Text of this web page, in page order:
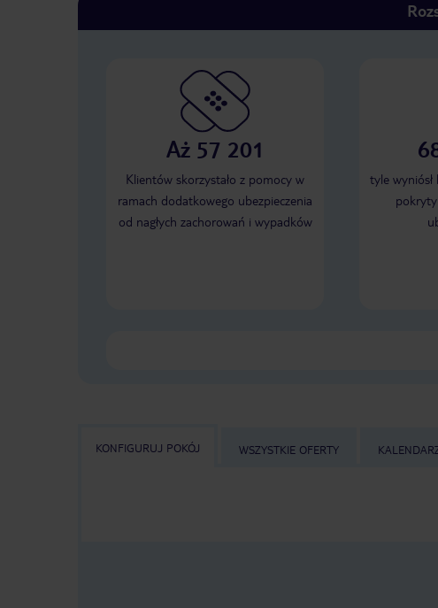
Aż 57 201
Klientów skorzystało z pomocy w
ramach dodatkowego ubezpieczenia
od nagłych zachorowań i wypadków
tyle wyniósł
KONFIGURUJ POKÓJ WSZYSTKIE OFERTY